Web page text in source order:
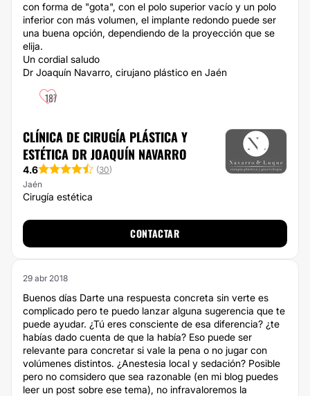
con forma de "gota", con el polo superior vacío y un polo
inferior con más volumen, el implante redondo puede ser
una buena opción, dependiendo de la proyección que se
elija.
Un cordial saludo
Dr Joaquín Navarro, cirujano plástico en Jaén
187
CLÍNICA DE CIRUGÍA PLÁSTICA Y
ESTÉTICA DR JOAQUÍN NAVARRO
4.6 (30)
Jaén
Cirugía estética
CONTACTAR
29 abr 2018
Buenos días Darte una respuesta concreta sin verte es
complicado pero te puedo lanzar alguna sugerencia que te
puede ayudar. ¿Tú eres consciente de esa diferencia? ¿te
habías dado cuenta de que la había? Eso puede ser
relevante para concretar si vale la pena o no jugar con
volúmenes distintos. ¿Anestesia local y sedación? Posible
pero no comsidero que sea razonable (en mi blog puedes
leer un post sobre ese tema), no infravaloremos la